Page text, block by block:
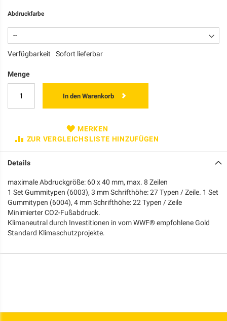
Abdruckfarbe
Verfügbarkeit Sofort lieferbar
Menge
In den Warenkorb
MERKEN
ZUR VERGLEICHSLISTE HINZUFÜGEN
Details
maximale Abdruckgröße: 60 x 40 mm, max. 8 Zeilen
1 Set Gummitypen (6003), 3 mm Schrifthöhe: 27 Typen / Zeile. 1 Set
Gummitypen (6004), 4 mm Schrifthöhe: 22 Typen / Zeile
Minimierter CO2-Fußabdruck.
Klimaneutral durch Investitionen in vom WWF® empfohlene Gold
Standard Klimaschutzprojekte.